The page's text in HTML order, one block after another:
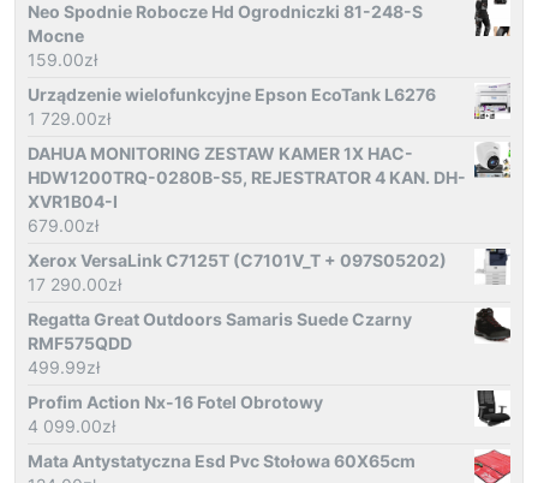
Neo Spodnie Robocze Hd Ogrodniczki 81-248-S
Mocne
159.00zł
Urządzenie wielofunkcyjne Epson EcoTank L6276
1 729.00zł
DAHUA MONITORING ZESTAW KAMER 1X HAC-
HDW1200TRQ-0280B-S5, REJESTRATOR 4 KAN. DH-
XVR1B04-I
679.00zł
Xerox VersaLink C7125T (C7101V_T + 097S05202)
17 290.00zł
Regatta Great Outdoors Samaris Suede Czarny
RMF575QDD
499.99zł
Profim Action Nx-16 Fotel Obrotowy
4 099.00zł
Mata Antystatyczna Esd Pvc Stołowa 60X65cm